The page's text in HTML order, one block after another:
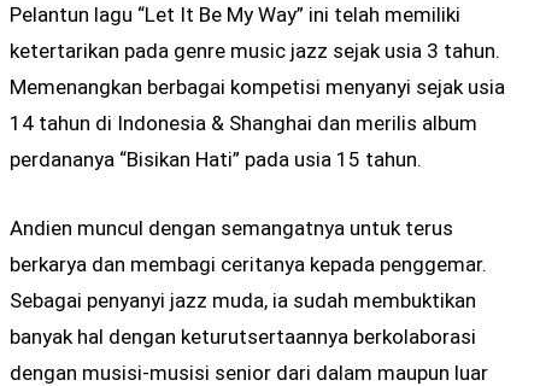
Pelantun lagu “Let It Be My Way” ini telah memiliki
ketertarikan pada genre music jazz sejak usia 3 tahun.
Memenangkan berbagai kompetisi menyanyi sejak usia
14 tahun di Indonesia & Shanghai dan merilis album
perdananya “Bisikan Hati” pada usia 15 tahun.
Andien muncul dengan semangatnya untuk terus
berkarya dan membagi ceritanya kepada penggemar.
Sebagai penyanyi jazz muda, ia sudah membuktikan
banyak hal dengan keturutsertaannya berkolaborasi
dengan musisi-musisi senior dari dalam maupun luar